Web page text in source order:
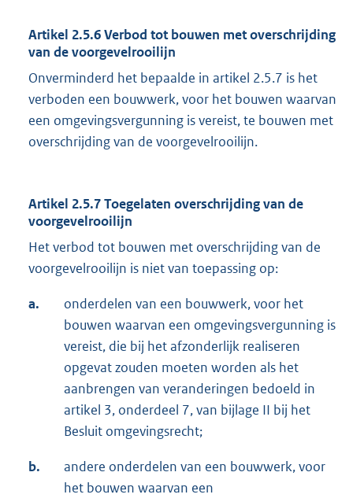
Artikel 2.5.6 Verbod tot bouwen met overschrijding
van de voorgevelrooilijn
Onverminderd het bepaalde in artikel 2.5.7 is het
verboden een bouwwerk, voor het bouwen waarvan
een omgevingsvergunning is vereist, te bouwen met
overschrijding van de voorgevelrooilijn.
Artikel 2.5.7 Toegelaten overschrijding van de
voorgevelrooilijn
Het verbod tot bouwen met overschrijding van de
voorgevelrooilijn is niet van toepassing op:
a.
onderdelen van een bouwwerk, voor het
bouwen waarvan een omgevingsvergunning is
vereist, die bij het afzonderlijk realiseren
opgevat zouden moeten worden als het
aanbrengen van veranderingen bedoeld in
artikel 3, onderdeel 7, van bijlage II bij het
Besluit omgevingsrecht;
b.
andere onderdelen van een bouwwerk, voor
het bouwen waarvan een